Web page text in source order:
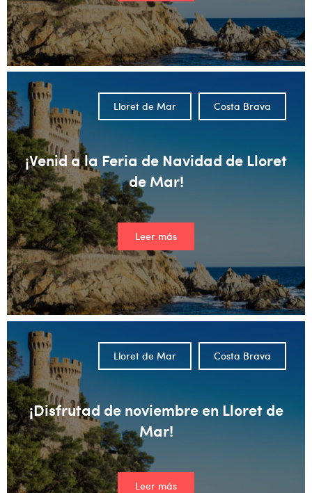
¡Venid a la Feria de Navidad de Lloret
de Mar!
Leer más
Costa Brava
Lloret de Mar
¡Disfrutad de noviembre en Lloret de
Mar!
Leer más
Costa Brava
Lloret de Mar